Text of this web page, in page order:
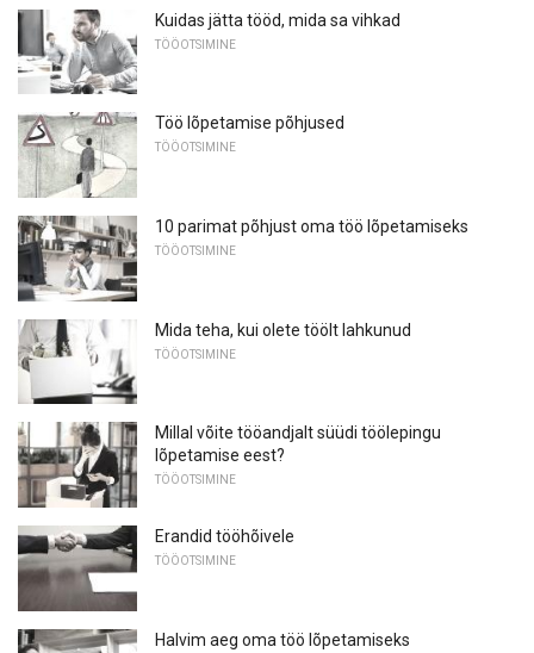
Kuidas jätta tööd, mida sa vihkad
TÖÖOTSIMINE
Töö lõpetamise põhjused
TÖÖOTSIMINE
10 parimat põhjust oma töö lõpetamiseks
TÖÖOTSIMINE
Mida teha, kui olete töölt lahkunud
TÖÖOTSIMINE
Millal võite tööandjalt süüdi töölepingu
lõpetamise eest?
TÖÖOTSIMINE
Erandid tööhõivele
TÖÖOTSIMINE
Halvim aeg oma töö lõpetamiseks